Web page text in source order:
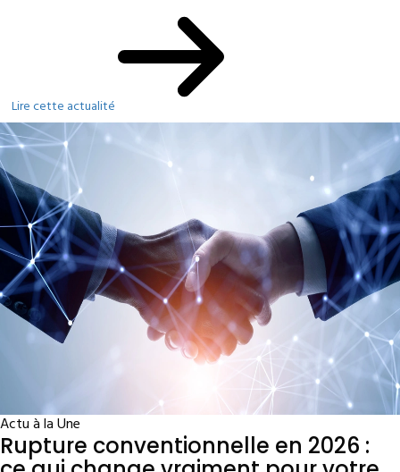
Lire cette actualité
Actu à la Une
Rupture conventionnelle en 2026 :